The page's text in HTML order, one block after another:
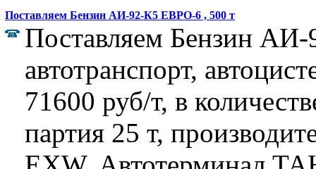
Поставляем Бензин АИ-92-К5 ЕВРО-6 , 500 т
Поставляем Бензин
автотранспорт,
71600 руб/т, в
партия 25 т,